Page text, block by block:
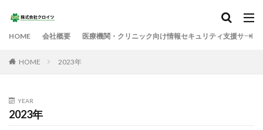
HOME 会社概要 医療機関・クリニック向け情報セキュリティ支援サービ
HOME 2023年
YEAR
2023年